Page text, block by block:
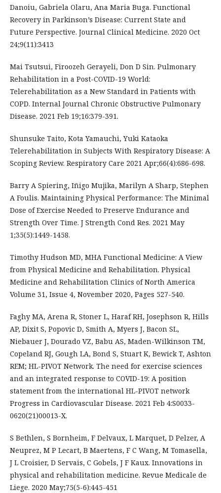
Danoiu, Gabriela Olaru, Ana Maria Buga. Functional
Recovery in Parkinson’s Disease: Current State and
Future Perspective. Journal Clinical Medicine. 2020 Oct
24;9(11):3413
Mai Tsutsui, Firoozeh Gerayeli, Don D Sin. Pulmonary
Rehabilitation in a Post-COVID-19 World:
Telerehabilitation as a New Standard in Patients with
COPD. Internal Journal Chronic Obstructive Pulmonary
Disease. 2021 Feb 19;16:379-391.
Shunsuke Taito, Kota Yamauchi, Yuki Kataoka
Telerehabilitation in Subjects With Respiratory Disease: A
Scoping Review. Respiratory Care 2021 Apr;66(4):686-698.
Barry A Spiering, Iñigo Mujika, Marilyn A Sharp, Stephen
A Foulis. Maintaining Physical Performance: The Minimal
Dose of Exercise Needed to Preserve Endurance and
Strength Over Time. J Strength Cond Res. 2021 May
1;35(5):1449-1458.
Timothy Hudson MD, MHA Functional Medicine: A View
from Physical Medicine and Rehabilitation. Physical
Medicine and Rehabilitation Clinics of North America
Volume 31, Issue 4, November 2020, Pages 527-540.
Faghy MA, Arena R, Stoner L, Haraf RH, Josephson R, Hills
AP, Dixit S, Popovic D, Smith A, Myers J, Bacon SL,
Niebauer J, Dourado VZ, Babu AS, Maden-Wilkinson TM,
Copeland RJ, Gough LA, Bond S, Stuart K, Bewick T, Ashton
REM; HL-PIVOT Network. The need for exercise sciences
and an integrated response to COVID-19: A position
statement from the international HL-PIVOT network
Progress in Cardiovascular Disease. 2021 Feb 4:S0033-
0620(21)00013-X.
S Bethlen, S Bornheim, F Delvaux, L Marquet, D Pelzer, A
Neuprez, M P Lecart, B Maertens, F C Wang, M Tomasella,
J L Croisier, D Servais, C Gobels, J F Kaux. Innovations in
physical and rehabilitation medicine. Revue Medicale de
Liege. 2020 May;75(5-6):445-451